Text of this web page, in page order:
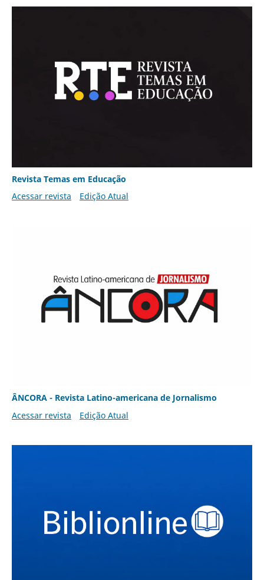
Revista Temas em Educação
Acessar revista
Edição Atual
ÂNCORA - Revista Latino-americana de Jornalismo
Acessar revista
Edição Atual